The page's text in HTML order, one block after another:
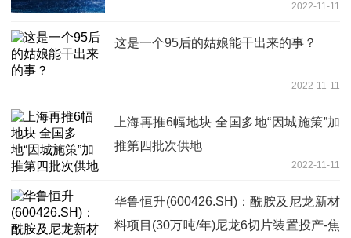
2022-11-11
这是一个95后的姑娘能干出来的事？
2022-11-11
上海再推6幅地块 全国多地“因城施策”加
推第四批次供地
2022-11-11
华鲁恒升(600426.SH)：酰胺及尼龙新材
料项目(30万吨/年)尼龙6切片装置投产-焦